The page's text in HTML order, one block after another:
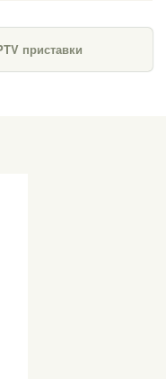
приставки